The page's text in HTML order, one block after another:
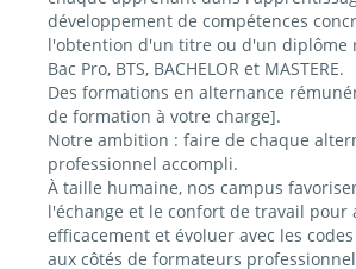
développement de compétences
l'obtention d'un titre ou d'un diplôme
Bac Pro, BTS, BACHELOR et MASTERE.
Des formations en alternance
de formation à votre charge].
Notre ambition : faire de chaque
professionnel accompli.
À taille humaine, nos campus
l'échange et le confort de travail pour
efficacement et évoluer avec les
aux côtés de formateurs